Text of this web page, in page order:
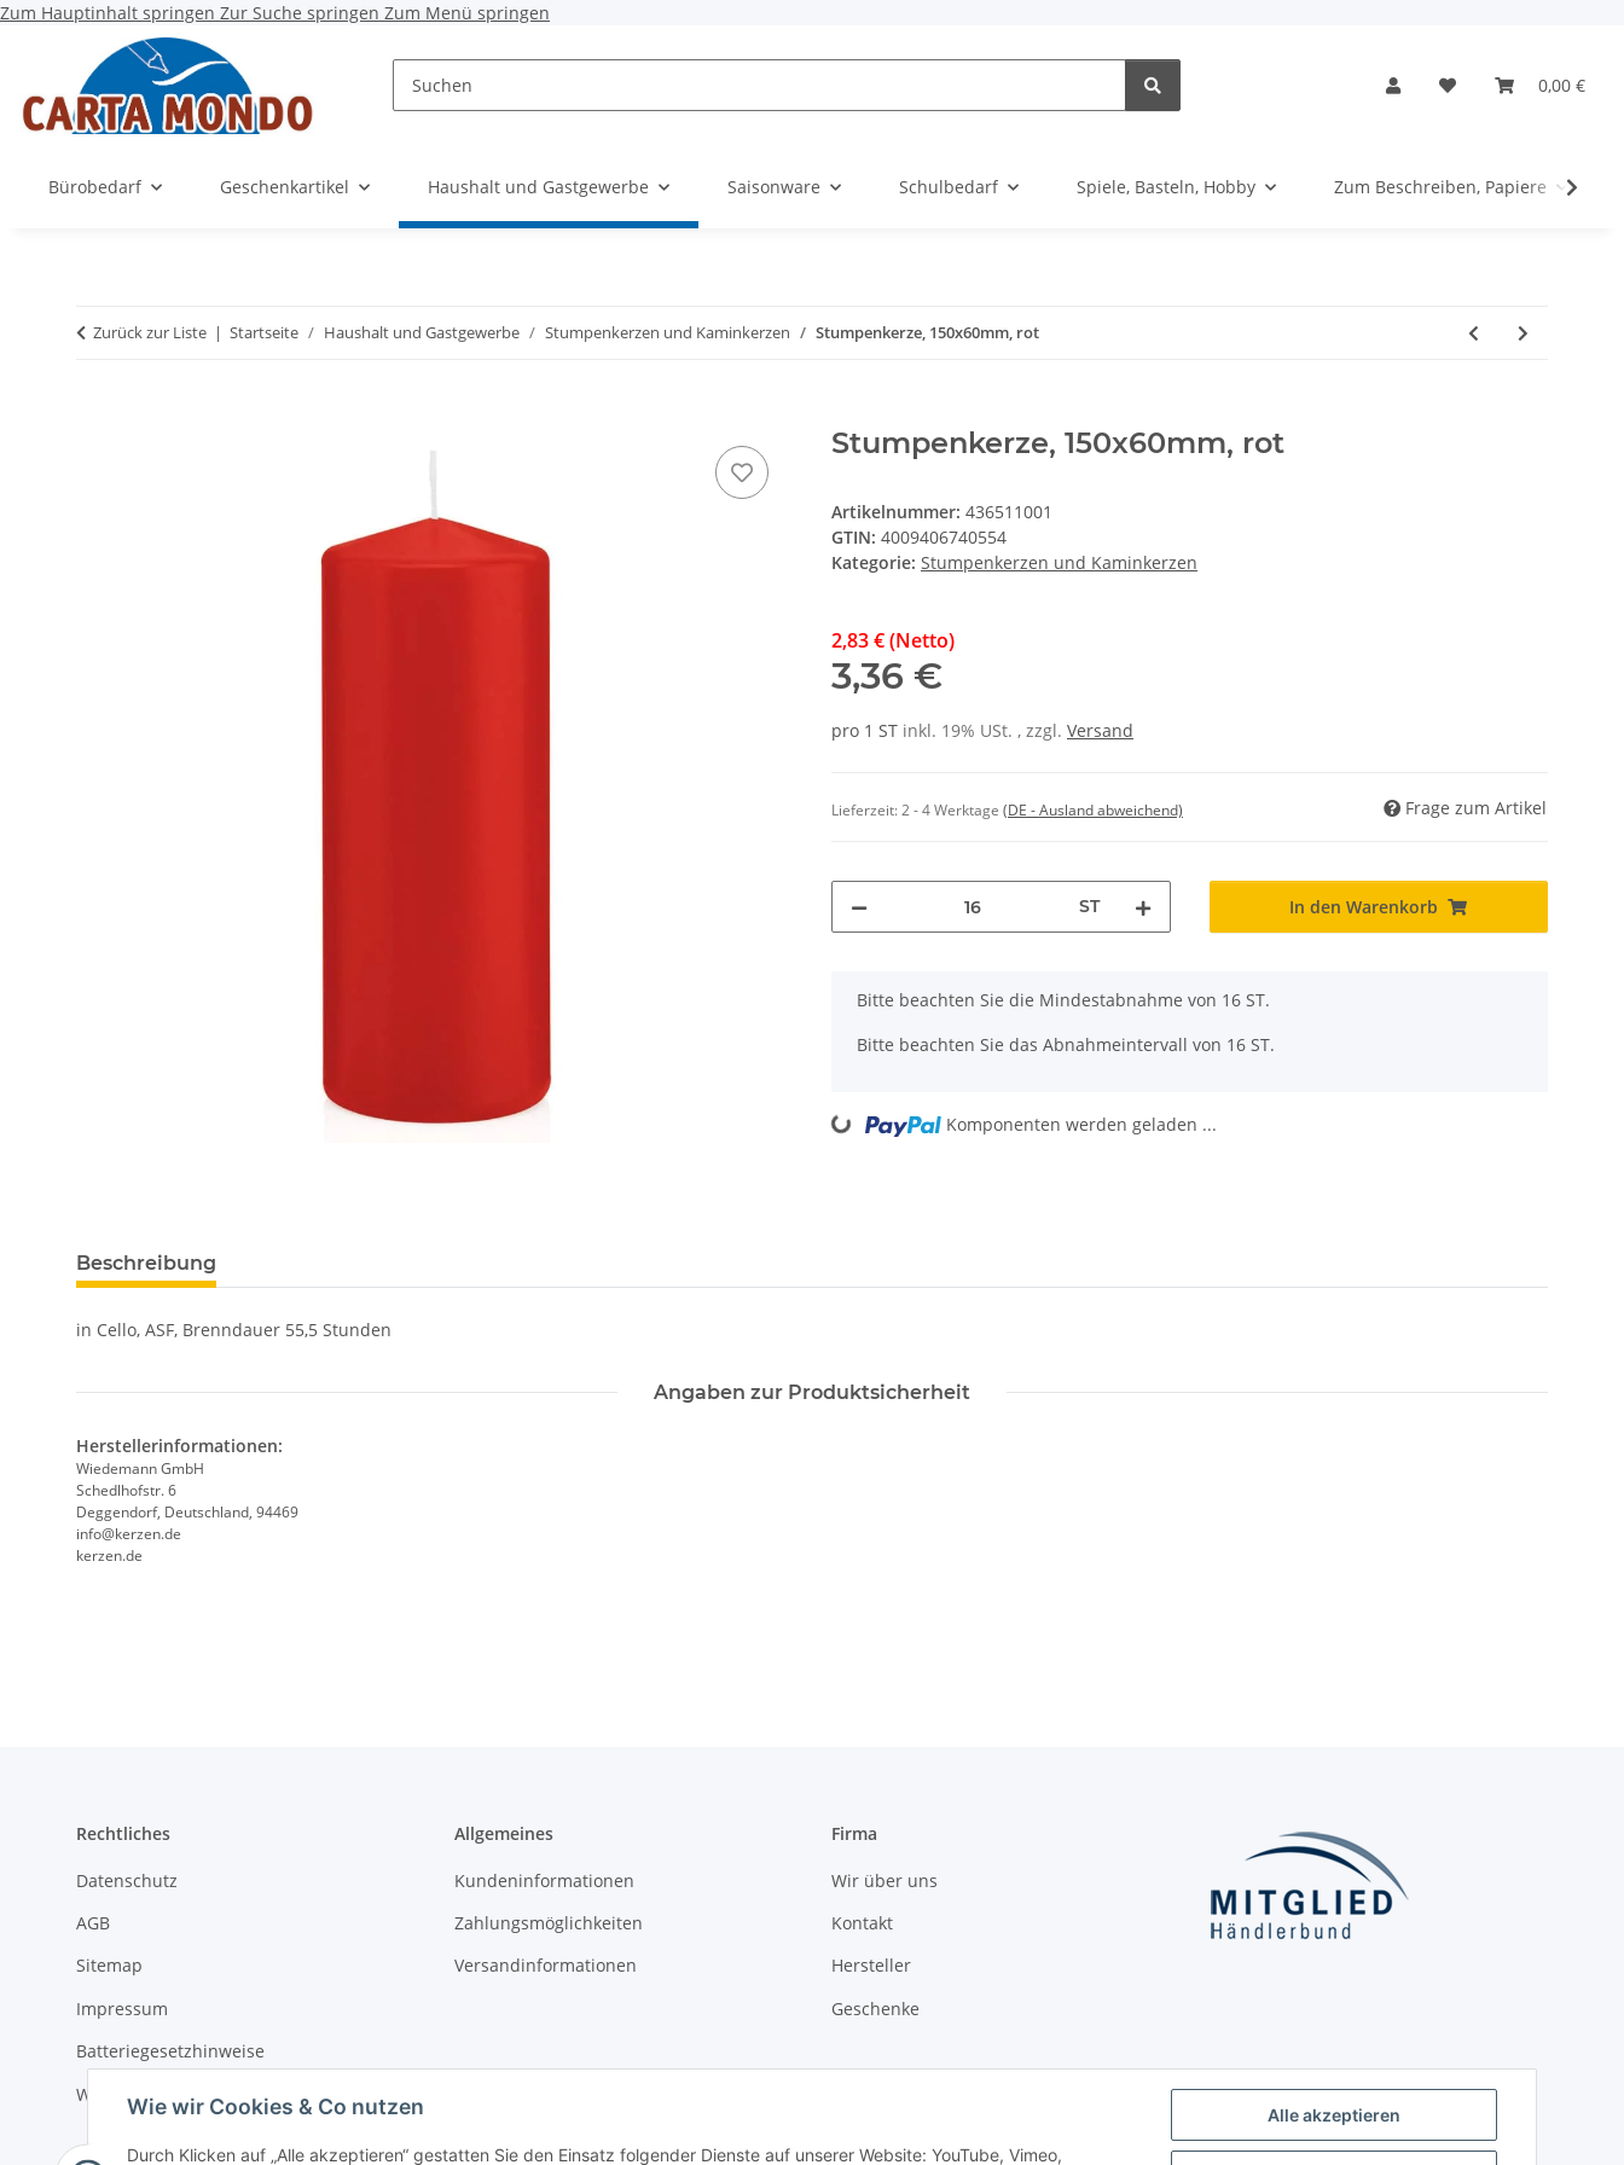
Zum Hauptinhalt springen Zur Suche springen Zum Menü springen
Alle akzeptieren
Wie wir Cookies & Co nutzen
Durch Klicken auf „Alle akzeptieren“ gestatten Sie den Einsatz folgender Dienste auf unserer Website: YouTube, Vimeo,
0,00 €
Bürobedarf Geschenkartikel Haushalt und Gastgewerbe Saisonware Schulbedarf Spiele, Basteln, Hobby Zum Beschreiben, Papiere
Zurück zur Liste Startseite Haushalt und Gastgewerbe Stumpenkerzen und Kaminkerzen Stumpenkerze, 150x60mm, rot
Stumpenkerze, 150x60mm, rot
Artikelnummer: 436511001
GTIN: 4009406740554
Kategorie: Stumpenkerzen und Kaminkerzen
2,83 € (Netto)
3,36 €
pro 1 ST inkl. 19% USt. , zzgl. Versand
Lieferzeit:2 - 4 Werktage (DE - Ausland abweichend) Frage zum Artikel
ST In den Warenkorb
x
Bitte beachten Sie die Mindestabnahme von 16 ST.
Bitte beachten Sie das Abnahmeintervall von 16 ST.
Loading... Komponenten werden geladen ...
Beschreibung
in Cello, ASF, Brenndauer 55,5 Stunden
Angaben zur Produktsicherheit
Herstellerinformationen:
Wiedemann GmbH
Schedlhofstr. 6
Deggendorf, Deutschland, 94469
info@kerzen.de
kerzen.de
Rechtliches
Datenschutz
AGB
Sitemap
Impressum
Batteriegesetzhinweise
Widerrufsrecht
Allgemeines
Kundeninformationen
Zahlungsmöglichkeiten
Versandinformationen
Firma
Wir über uns
Kontakt
Hersteller
Geschenke